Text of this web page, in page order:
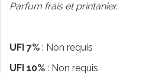
Parfum frais et printanier.
UFI 7% : Non requis
UFI 10% : Non requis